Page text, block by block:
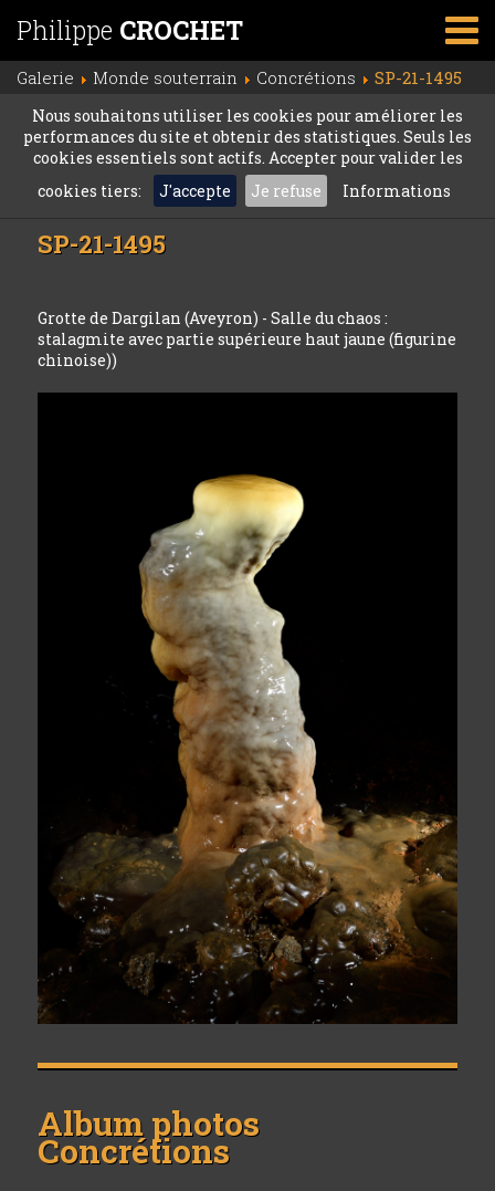
Philippe CROCHET
Galerie Monde souterrain Concrétions SP-21-1495
Nous souhaitons utiliser les cookies pour améliorer les
performances du site et obtenir des statistiques. Seuls les
cookies essentiels sont actifs. Accepter pour valider les
cookies tiers:
J'accepte Je refuse Informations
SP-21-1495
Grotte de Dargilan (Aveyron) - Salle du chaos :
stalagmite avec partie supérieure haut jaune (figurine
chinoise))
Album photos
Concrétions